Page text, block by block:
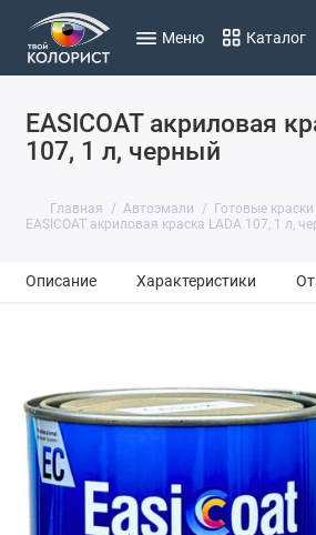
Меню Каталог
EASICOAT акриловая
107, 1 л, черный
Главная Автоэмали
Готовые краски
EASICOAT акриловая краска LADA 107, 1 л,
Описание Характеристики